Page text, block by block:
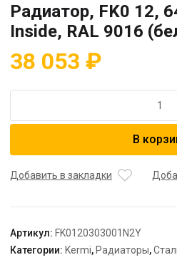
Радиатор, FK0 12,
Inside, RAL 9016
38 053 ₽
Радиатор,
64*300*3000,
9016
(белый),
В
Добавить в закладки
Артикул: FK0120303001N2Y
Категории: Kermi, Радиаторы,